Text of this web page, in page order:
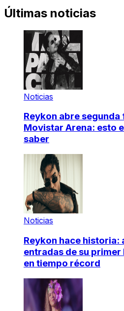
Últimas noticias
Noticias
Reykon abre segunda
Movistar Arena: esto
saber
Noticias
Reykon hace historia:
entradas de su
en tiempo récord